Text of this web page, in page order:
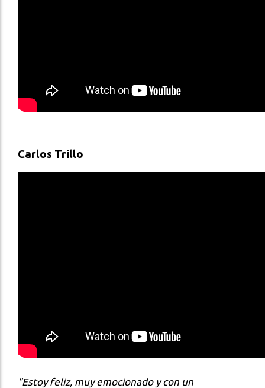
Carlos Trillo
"Estoy feliz, muy emocionado y con un